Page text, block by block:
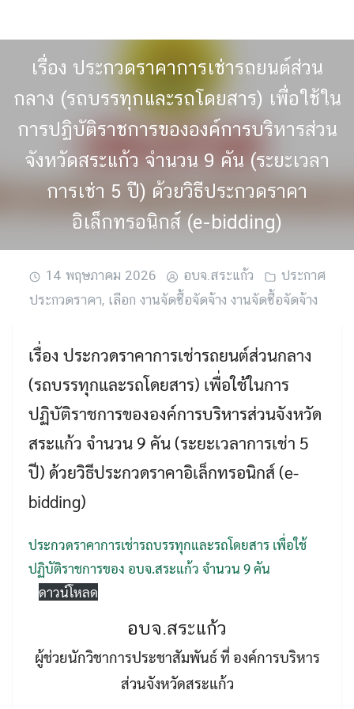
Search
เรื่อง ประกวดราคาการเช่ารถยนต์ส่วน
กลาง (รถบรรทุกและรถโดยสาร) เพื่อใช้ใน
การปฏิบัติราชการขององค์การบริหารส่วน
จังหวัดสระแก้ว จำนวน 9 คัน (ระยะเวลา
การเช่า 5 ปี) ด้วยวิธีประกวดราคา
อิเล็กทรอนิกส์ (e-bidding)
14 พฤษภาคม 2026 อบจ.สระแก้ว
ประกาศ
ประกวดราคา, เลือก งานจัดซื้อจัดจ้าง งานจัดซื้อจัดจ้าง
เรื่อง ประกวดราคาการเช่ารถยนต์ส่วนกลาง
(รถบรรทุกและรถโดยสาร) เพื่อใช้ในการ
ปฏิบัติราชการขององค์การบริหารส่วนจังหวัด
สระแก้ว จำนวน 9 คัน (ระยะเวลาการเช่า 5
ปี) ด้วยวิธีประกวดราคาอิเล็กทรอนิกส์ (e-
bidding)
ประกวดราคาการเช่ารถบรรทุกและรถโดยสาร เพื่อใช้
ปฏิบัติราชการของ อบจ.สระแก้ว จำนวน 9 คัน
ดาวน์โหลด
อบจ.สระแก้ว
ผู้ช่วยนักวิชาการประชาสัมพันธ์ ที่ องค์การบริหาร
ส่วนจังหวัดสระแก้ว